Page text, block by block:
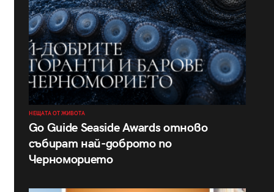
НЕЩАТА ОТ ЖИВОТА
Go Guide Seaside Awards отново
събират най-доброто по
Черноморието